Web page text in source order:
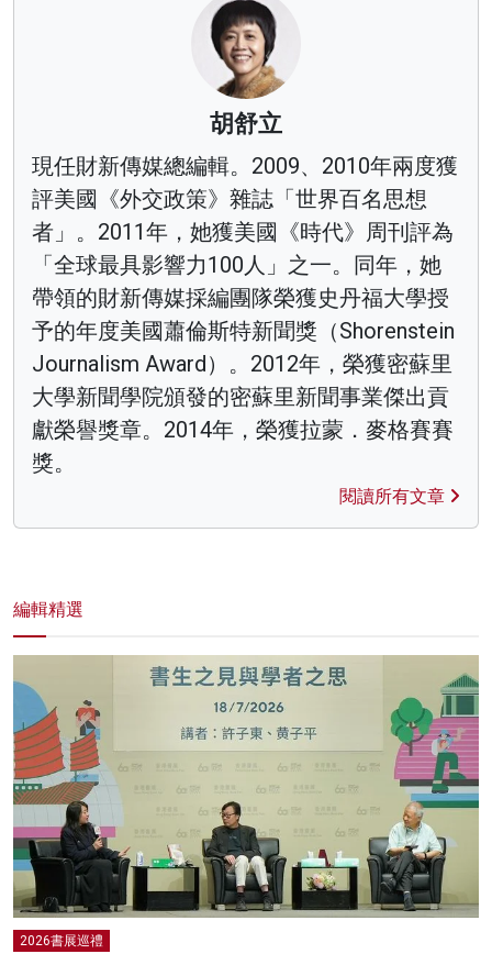
胡舒立
現任財新傳媒總編輯。2009、2010年兩度獲
評美國《外交政策》雜誌「世界百名思想
者」。2011年，她獲美國《時代》周刊評為
「全球最具影響力100人」之一。同年，她
帶領的財新傳媒採編團隊榮獲史丹福大學授
予的年度美國蕭倫斯特新聞獎（Shorenstein
Journalism Award）。2012年，榮獲密蘇里
大學新聞學院頒發的密蘇里新聞事業傑出貢
獻榮譽獎章。2014年，榮獲拉蒙．麥格賽賽
獎。
閱讀所有文章
編輯精選
2026書展巡禮